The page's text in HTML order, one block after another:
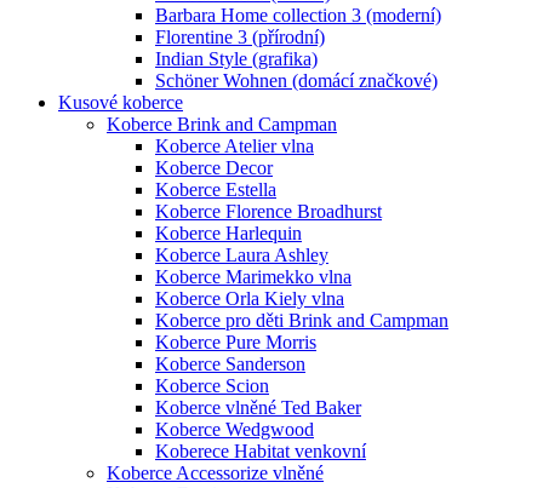
Barbara Home collection 3 (moderní)
Florentine 3 (přírodní)
Indian Style (grafika)
Schöner Wohnen (domácí značkové)
Kusové koberce
Koberce Brink and Campman
Koberce Atelier vlna
Koberce Decor
Koberce Estella
Koberce Florence Broadhurst
Koberce Harlequin
Koberce Laura Ashley
Koberce Marimekko vlna
Koberce Orla Kiely vlna
Koberce pro děti Brink and Campman
Koberce Pure Morris
Koberce Sanderson
Koberce Scion
Koberce vlněné Ted Baker
Koberce Wedgwood
Koberece Habitat venkovní
Koberce Accessorize vlněné